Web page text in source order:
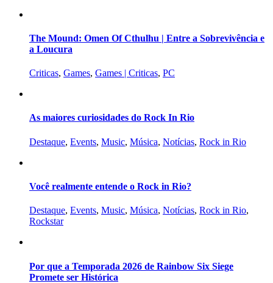
The Mound: Omen Of Cthulhu | Entre a Sobrevivência e
a Loucura
Criticas, Games, Games | Criticas, PC
As maiores curiosidades do Rock In Rio
Destaque, Events, Music, Música, Notícias, Rock in Rio
Você realmente entende o Rock in Rio?
Destaque, Events, Music, Música, Notícias, Rock in Rio,
Rockstar
Por que a Temporada 2026 de Rainbow Six Siege
Promete ser Histórica